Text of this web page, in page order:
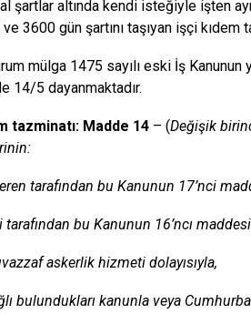
şartlar altında kendi isteğiyle işten
ve 3600 gün şartını taşıyan işçi kıdem
mülga 1475 sayılı eski İş
14/5 dayanmaktadır.
tazminatı: Madde 14 – (Değişik
tarafından bu Kanunun 17’nci
tarafından bu Kanunun 16’ncı maddesi
askerlik hizmeti dolayısıyla,
bulundukları kanunla veya